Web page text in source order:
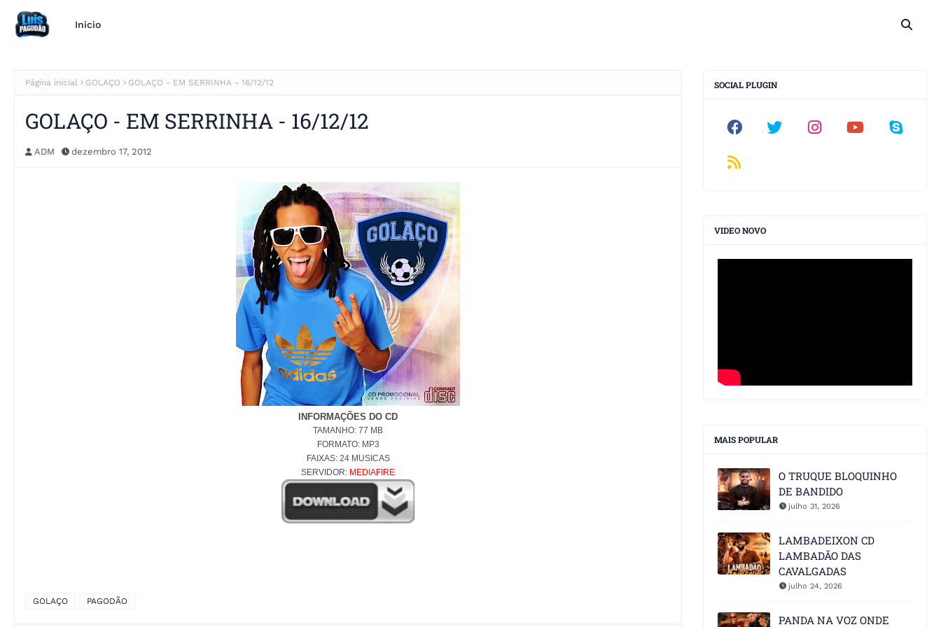
Inicio
Página inicial GOLAÇO GOLAÇO - EM SERRINHA - 16/12/12
GOLAÇO - EM SERRINHA - 16/12/12
ADM dezembro 17, 2012
INFORMAÇÕES DO CD
TAMANHO: 77 MB
FORMATO: MP3
FAIXAS: 24 MUSICAS
SERVIDOR: MEDIAFIRE
GOLAÇO PAGODÃO
SOCIAL PLUGIN
VIDEO NOVO
MAIS POPULAR
O TRUQUE BLOQUINHO
DE BANDIDO
julho 31, 2026
LAMBADEIXON CD
LAMBADÃO DAS
CAVALGADAS
julho 24, 2026
PANDA NA VOZ ONDE